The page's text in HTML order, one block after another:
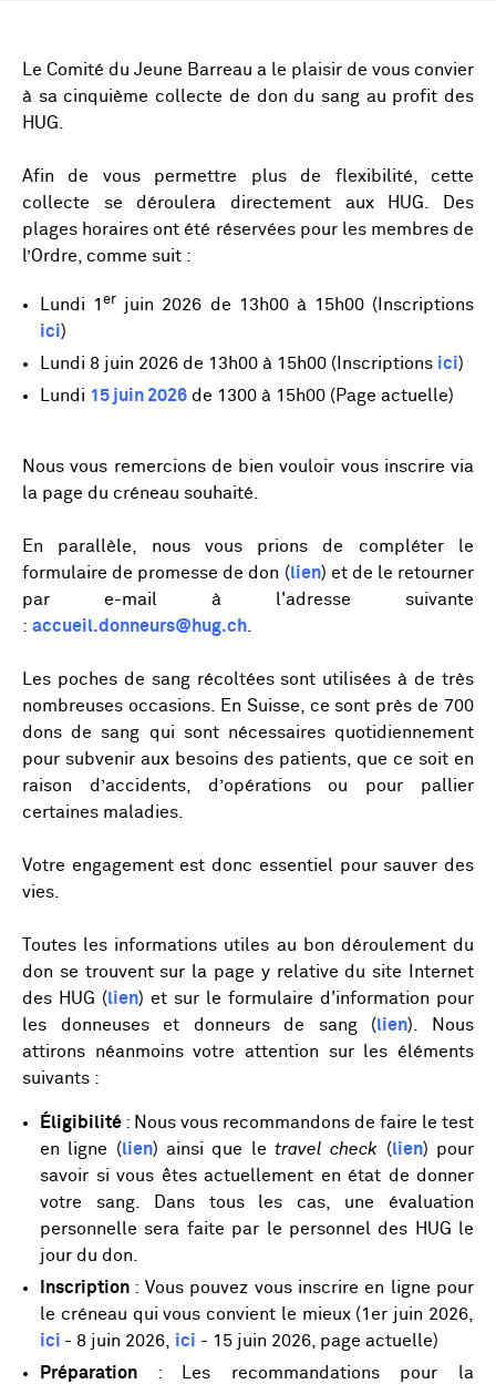
Le Comité du Jeune Barreau a le plaisir de vous convier
à sa cinquième collecte de don du sang au profit des
HUG.
Afin de vous permettre plus de flexibilité, cette
collecte se déroulera directement aux HUG. Des
plages horaires ont été réservées pour les membres de
l’Ordre, comme suit :
Lundi 1er juin 2026 de 13h00 à 15h00 (Inscriptions
ici)
Lundi 8 juin 2026 de 13h00 à 15h00 (Inscriptions ici)
Lundi 15 juin 2026 de 1300 à 15h00 (Page actuelle)
Nous vous remercions de bien vouloir vous inscrire via
la page du créneau souhaité.
En parallèle, nous vous prions de compléter le
formulaire de promesse de don ( lien) et de le retourner
par e-mail à l'adresse suivante
: accueil.donneurs@hug.ch
Les poches de sang récoltées sont utilisées à de très
nombreuses occasions. En Suisse, ce sont près de 700
dons de sang qui sont nécessaires quotidiennement
pour subvenir aux besoins des patients, que ce soit en
raison d’accidents, d’opérations ou pour pallier
certaines maladies.
Votre engagement est donc essentiel pour sauver des
vies.
Toutes les informations utiles au bon déroulement du
don se trouvent sur la page y relative du site Internet
des HUG ( lien) et sur le formulaire d'information pour
les donneuses et donneurs de sang ( lien). Nous
attirons néanmoins votre attention sur les éléments
suivants :
Éligibilité : Nous vous recommandons de faire le test
en ligne ( lien) ainsi que letravel check ( lien) pour
savoir si vous êtes actuellement en état de donner
votre sang. Dans tous les cas, une évaluation
personnelle sera faite par le personnel des HUG le
jour du don.
Inscription : Vous pouvez vous inscrire en ligne pour
le créneau qui vous convient le mieux (1er juin 2026,
ici - 8 juin 2026, ici - 15 juin 2026, page actuelle)
Préparation : Les recommandations pour la